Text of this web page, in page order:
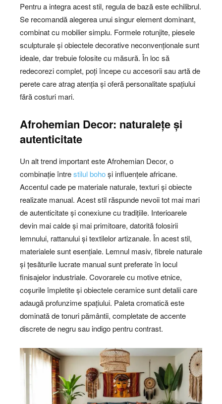
Pentru a integra acest stil, regula de bază este echilibrul.
Se recomandă alegerea unui singur element dominant,
combinat cu mobilier simplu. Formele rotunjite, piesele
sculpturale și obiectele decorative neconvenționale sunt
ideale, dar trebuie folosite cu măsură. În loc să
redecorezi complet, poți începe cu accesorii sau artă de
perete care atrag atenția și oferă personalitate spațiului
fără costuri mari.
Afrohemian Decor: naturalețe și
autenticitate
Un alt trend important este Afrohemian Decor, o
combinație întrestilul bohoși influențele africane.
Accentul cade pe materiale naturale, texturi și obiecte
realizate manual. Acest stil răspunde nevoii tot mai mari
de autenticitate și conexiune cu tradițiile. Interioarele
devin mai calde și mai primitoare, datorită folosirii
lemnului, rattanului și textilelor artizanale. În acest stil,
materialele sunt esențiale. Lemnul masiv, fibrele naturale
și țesăturile lucrate manual sunt preferate în locul
finisajelor industriale. Covorarele cu motive etnice,
coșurile împletite și obiectele ceramice sunt detalii care
adaugă profunzime spațiului. Paleta cromatică este
dominată de tonuri pământii, completate de accente
discrete de negru sau indigo pentru contrast.